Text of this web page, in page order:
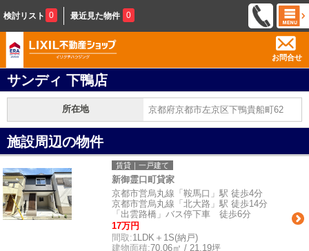
検討リスト 0 最近見た物件 0
お問合せ
サンディ 下鴨店
所在地 京都府京都市左京区下鴨貴船町62
施設周辺の物件
賃貸｜一戸建て
新御霊口町貸家
京都市営烏丸線「鞍馬口」駅 徒歩4分
京都市営烏丸線「北大路」駅 徒歩14分
「出雲路橋」バス停下車 徒歩6分
17万円
間取:1LDK＋1S(納戸)
建物面積:70.06㎡ / 21.19坪